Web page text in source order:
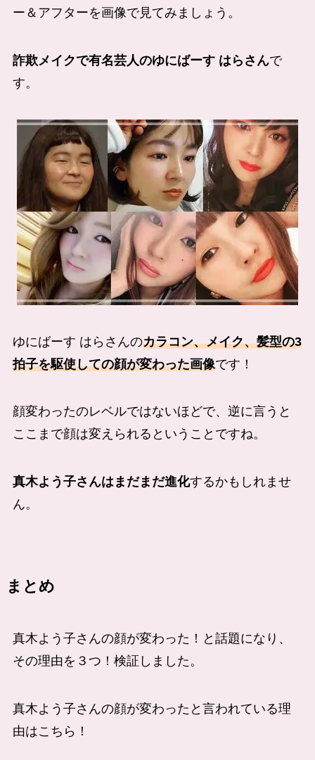
ー＆アフターを画像で見てみましょう。
詐欺メイクで有名芸人のゆにばーす はらさんで
す。
ゆにばーす はらさんのカラコン、メイク、髪型の3
拍子を駆使しての顔が変わった画像です！
顔変わったのレベルではないほどで、逆に言うと
ここまで顔は変えられるということですね。
真木よう子さんはまだまだ進化するかもしれませ
ん。
まとめ
真木よう子さんの顔が変わった！と話題になり、
その理由を３つ！検証しました。
真木よう子さんの顔が変わったと言われている理
由はこちら！